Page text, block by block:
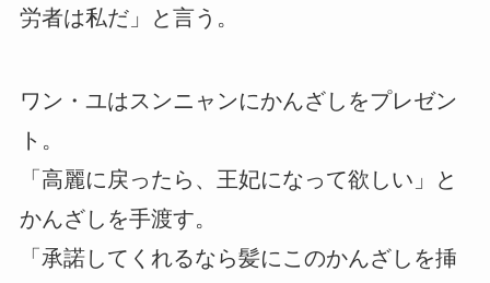
労者は私だ」と言う。
ワン・ユはスンニャンにかんざしをプレゼン
ト。
「高麗に戻ったら、王妃になって欲しい」と
かんざしを手渡す。
「承諾してくれるなら髪にこのかんざしを挿